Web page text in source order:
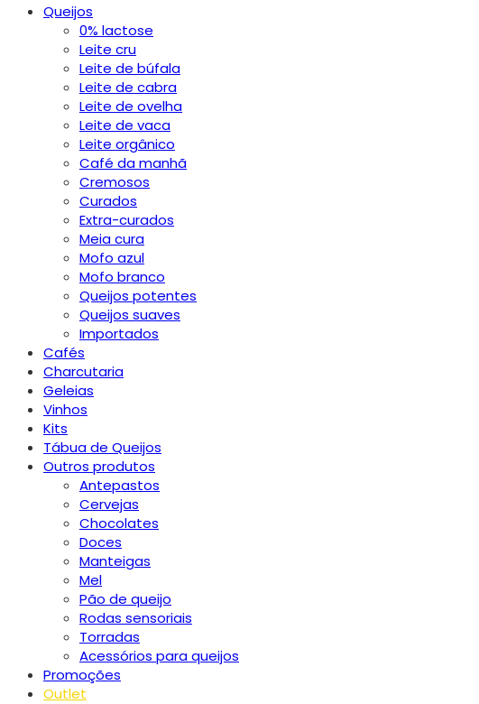
Queijos
0% lactose
Leite cru
Leite de búfala
Leite de cabra
Leite de ovelha
Leite de vaca
Leite orgânico
Café da manhã
Cremosos
Curados
Extra-curados
Meia cura
Mofo azul
Mofo branco
Queijos potentes
Queijos suaves
Importados
Cafés
Charcutaria
Geleias
Vinhos
Kits
Tábua de Queijos
Outros produtos
Antepastos
Cervejas
Chocolates
Doces
Manteigas
Mel
Pão de queijo
Rodas sensoriais
Torradas
Acessórios para queijos
Promoções
Outlet